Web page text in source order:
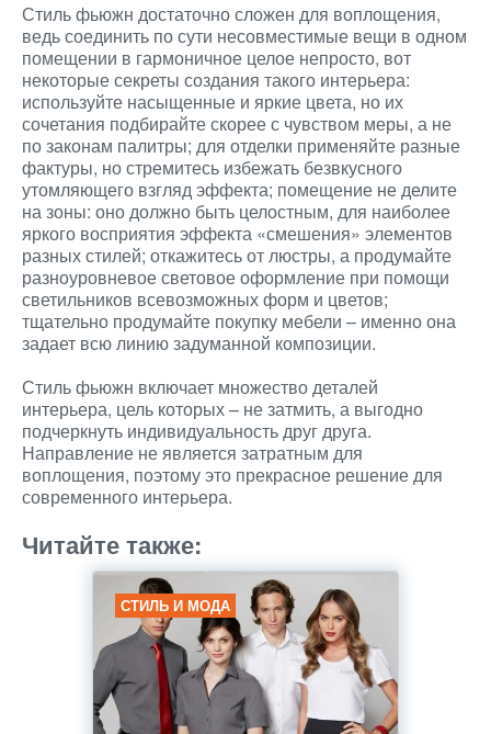
Стиль фьюжн достаточно сложен для воплощения,
ведь соединить по сути несовместимые вещи в одном
помещении в гармоничное целое непросто, вот
некоторые секреты создания такого интерьера:
используйте насыщенные и яркие цвета, но их
сочетания подбирайте скорее с чувством меры, а не
по законам палитры; для отделки применяйте разные
фактуры, но стремитесь избежать безвкусного
утомляющего взгляд эффекта; помещение не делите
на зоны: оно должно быть целостным, для наиболее
яркого восприятия эффекта «смешения» элементов
разных стилей; откажитесь от люстры, а продумайте
разноуровневое световое оформление при помощи
светильников всевозможных форм и цветов;
тщательно продумайте покупку мебели – именно она
задает всю линию задуманной композиции.
Стиль фьюжн включает множество деталей
интерьера, цель которых – не затмить, а выгодно
подчеркнуть индивидуальность друг друга.
Направление не является затратным для
воплощения, поэтому это прекрасное решение для
современного интерьера.
Читайте также:
СТИЛЬ И МОДА